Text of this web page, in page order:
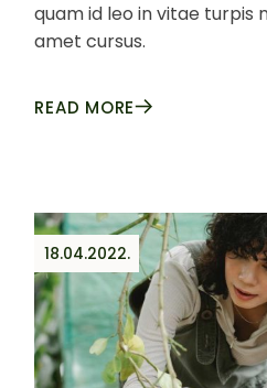
quam id leo in vitae turpis
amet cursus.
READ MORE
18.04.2022.